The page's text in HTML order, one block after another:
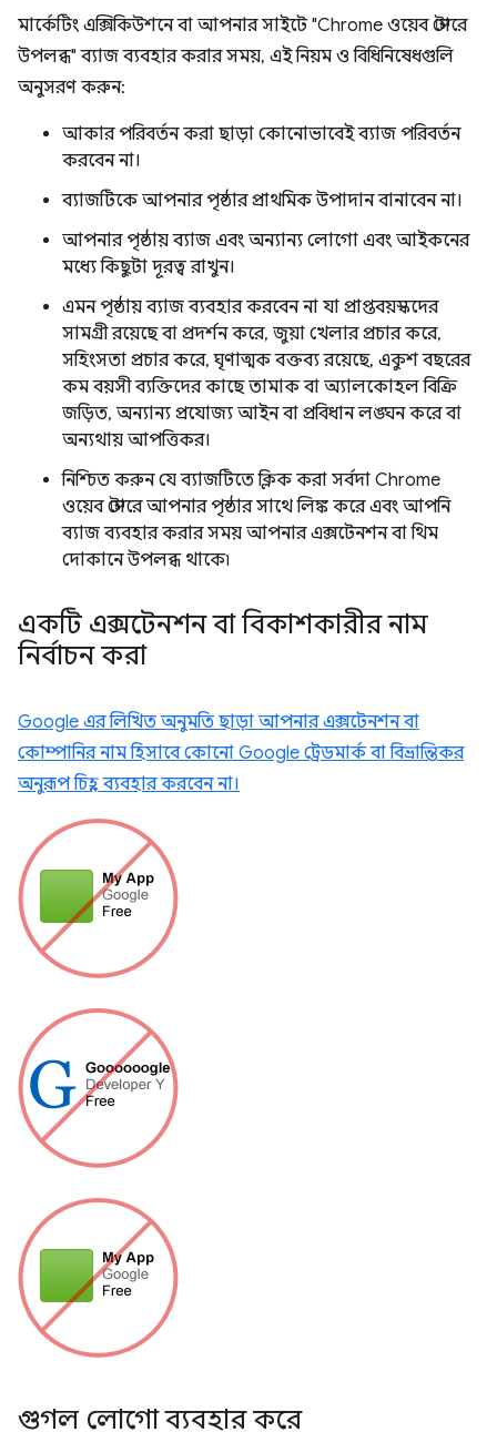
মার্কেটিং এক্সিকিউশনে বা আপনার সাইটে "Chrome ওয়েব স্টোরে
উপলব্ধ" ব্যাজ ব্যবহার করার সময়, এই নিয়ম ও বিধিনিষেধগুলি
অনুসরণ করুন:
আকার পরিবর্তন করা ছাড়া কোনোভাবেই ব্যাজ পরিবর্তন
করবেন না।
ব্যাজটিকে আপনার পৃষ্ঠার প্রাথমিক উপাদান বানাবেন না।
আপনার পৃষ্ঠায় ব্যাজ এবং অন্যান্য লোগো এবং আইকনের
মধ্যে কিছুটা দূরত্ব রাখুন।
এমন পৃষ্ঠায় ব্যাজ ব্যবহার করবেন না যা প্রাপ্তবয়স্কদের
সামগ্রী রয়েছে বা প্রদর্শন করে, জুয়া খেলার প্রচার করে,
সহিংসতা প্রচার করে, ঘৃণাত্মক বক্তব্য রয়েছে, একুশ বছরের
কম বয়সী ব্যক্তিদের কাছে তামাক বা অ্যালকোহল বিক্রি
জড়িত, অন্যান্য প্রযোজ্য আইন বা প্রবিধান লঙ্ঘন করে বা
অন্যথায় আপত্তিকর।
নিশ্চিত করুন যে ব্যাজটিতে ক্লিক করা সর্বদা Chrome
ওয়েব স্টোরে আপনার পৃষ্ঠার সাথে লিঙ্ক করে এবং আপনি
ব্যাজ ব্যবহার করার সময় আপনার এক্সটেনশন বা থিম
দোকানে উপলব্ধ থাকে৷
একটি এক্সটেনশন বা বিকাশকারীর নাম
নির্বাচন করা
Google এর লিখিত অনুমতি ছাড়া আপনার এক্সটেনশন বা
কোম্পানির নাম হিসাবে কোনো Google ট্রেডমার্ক বা বিভ্রান্তিকর
অনুরূপ চিহ্ন ব্যবহার করবেন না।
গুগল লোগো ব্যবহার করে